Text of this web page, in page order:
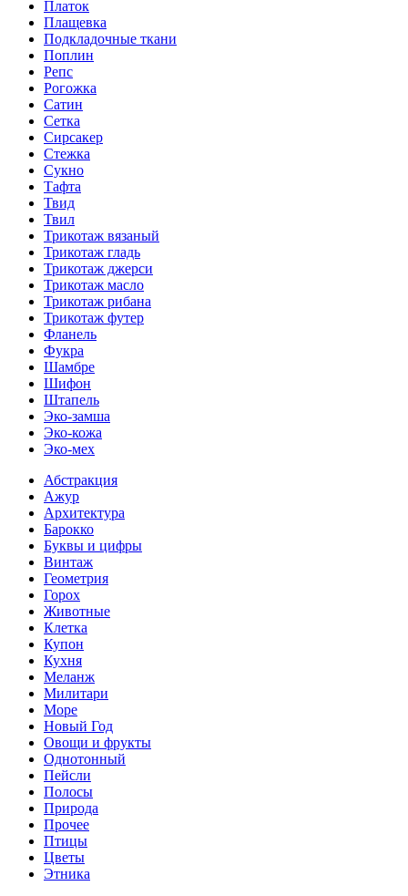
Платок
Плащевка
Подкладочные ткани
Поплин
Репс
Рогожка
Сатин
Сетка
Сирсакер
Стежка
Сукно
Тафта
Твид
Твил
Трикотаж вязаный
Трикотаж гладь
Трикотаж джерси
Трикотаж масло
Трикотаж рибана
Трикотаж футер
Фланель
Фукра
Шамбре
Шифон
Штапель
Эко-замша
Эко-кожа
Эко-мех
Абстракция
Ажур
Архитектура
Барокко
Буквы и цифры
Винтаж
Геометрия
Горох
Животные
Клетка
Купон
Кухня
Меланж
Милитари
Море
Новый Год
Овощи и фрукты
Однотонный
Пейсли
Полосы
Природа
Прочее
Птицы
Цветы
Этника